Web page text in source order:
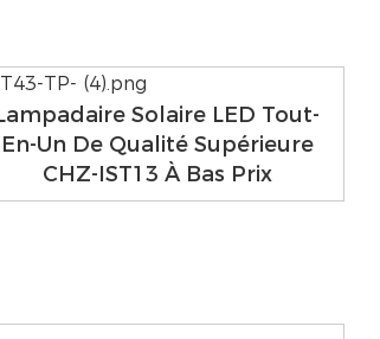
Solaire LED Tout-
En-Un De Qualité Supérieure
CHZ-IST13 À Bas Prix